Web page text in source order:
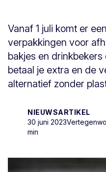
Vanaf 1 juli komt er
verpakkingen voor
bakjes en
betaal je extra en de
alternatief zonder
NIEUWSARTIKEL
30 juni 2023
min